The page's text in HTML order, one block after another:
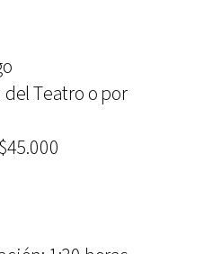
Teatro o por